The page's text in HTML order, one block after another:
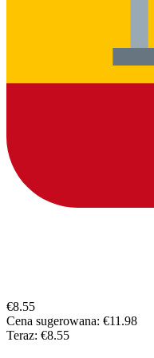
€8.55
Cena sugerowana: €11.98
Teraz: €8.55